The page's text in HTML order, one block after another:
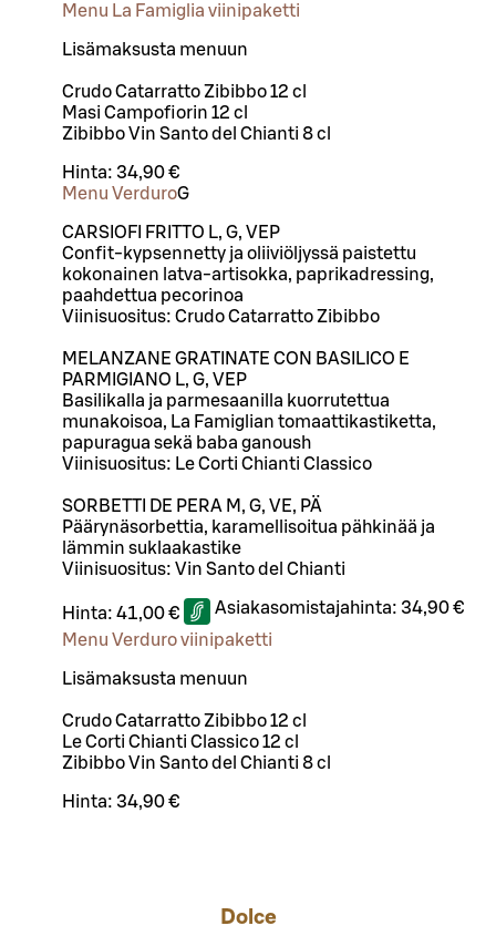
Menu La Famiglia viinipaketti
Lisämaksusta menuun
Crudo Catarratto Zibibbo 12 cl
Masi Campofiorin 12 cl
Zibibbo Vin Santo del Chianti 8 cl
Hinta: 34,90 €
Menu VerduroG
CARSIOFI FRITTO L, G, VEP
Confit-kypsennetty ja oliiviöljyssä paistettu
kokonainen latva-artisokka, paprikadressing,
paahdettua pecorinoa
Viinisuositus: Crudo Catarratto Zibibbo
MELANZANE GRATINATE CON BASILICO E
PARMIGIANO L, G, VEP
Basilikalla ja parmesaanilla kuorrutettua
munakoisoa, La Famiglian tomaattikastiketta,
papuragua sekä baba ganoush
Viinisuositus: Le Corti Chianti Classico
SORBETTI DE PERA M, G, VE, PÄ
Päärynäsorbettia, karamellisoitua pähkinää ja
lämmin suklaakastike
Viinisuositus: Vin Santo del Chianti
Hinta: 41,00 € Asiakasomistajahinta: 34,90 €
Menu Verduro viinipaketti
Lisämaksusta menuun
Crudo Catarratto Zibibbo 12 cl
Le Corti Chianti Classico 12 cl
Zibibbo Vin Santo del Chianti 8 cl
Hinta: 34,90 €
Dolce